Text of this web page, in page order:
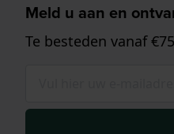
Meld u aan en
Te besteden vanaf